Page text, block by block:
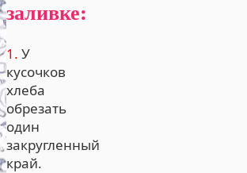
заливке:
1. У
кусочков
хлеба
обрезать
один
закругленный
край.